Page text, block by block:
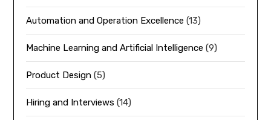
Automation and Operation Excellence (13)
Machine Learning and Artificial Intelligence (9)
Product Design (5)
Hiring and Interviews (14)